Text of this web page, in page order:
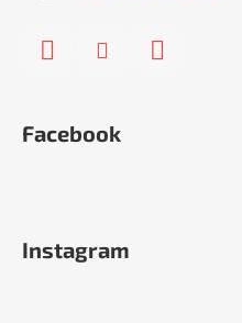
Facebook
Instagram